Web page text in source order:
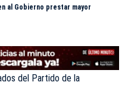
al Gobierno prestar mayor
del Partido de la